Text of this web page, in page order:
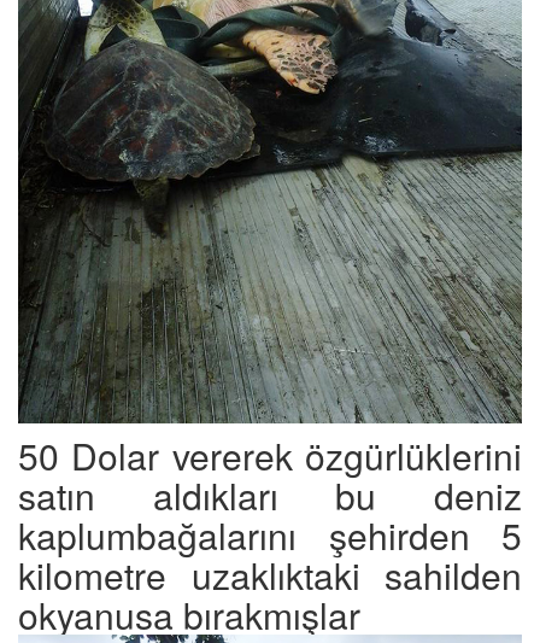
50 Dolar vererek özgürlüklerini
satın aldıkları bu deniz
kaplumbağalarını şehirden 5
kilometre uzaklıktaki sahilden
okyanusa bırakmışlar